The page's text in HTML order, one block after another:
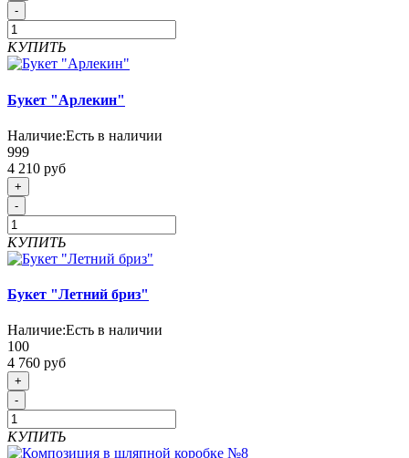
-
КУПИТЬ
Букет "Арлекин"
Наличие:Есть в наличии
999
4 210 руб
+
-
КУПИТЬ
Букет "Летний бриз"
Наличие:Есть в наличии
100
4 760 руб
+
-
КУПИТЬ